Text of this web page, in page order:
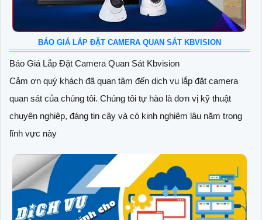
BÁO GIÁ LẮP ĐẶT CAMERA QUAN SÁT KBVISION
Báo Giá Lắp Đặt Camera Quan Sát Kbvision
Cảm ơn quý khách đã quan tâm đến dịch vụ lắp đặt camera
quan sát của chúng tôi. Chúng tôi tự hào là đơn vị kỹ thuật
chuyên nghiệp, đáng tin cậy và có kinh nghiệm lâu năm trong
lĩnh vực này